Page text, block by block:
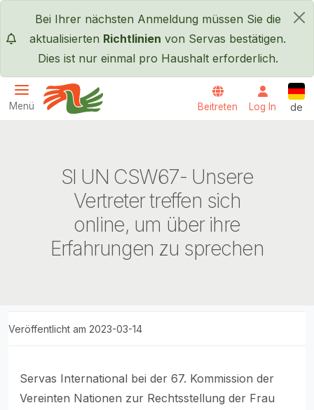
×
Bei Ihrer nächsten Anmeldung müssen Sie die
aktualisierten Richtlinien von Servas bestätigen.
Dies ist nur einmal pro Haushalt erforderlich.
Menü Beitreten Log In de
SI UN CSW67- Unsere
Vertreter treffen sich
online, um über ihre
Erfahrungen zu sprechen
Veröffentlicht am 2023-03-14
Servas International bei der 67. Kommission der
Vereinten Nationen zur Rechtsstellung der Frau